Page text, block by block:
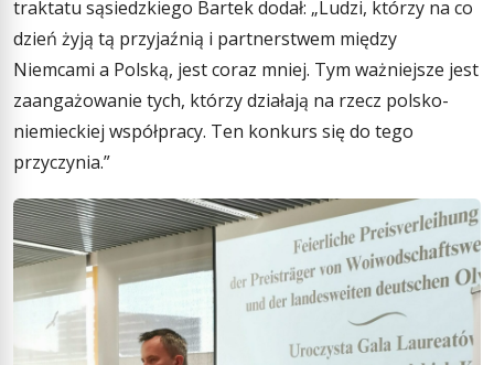
traktatu sąsiedzkiego Bartek dodał: „Ludzi, którzy na co
dzień żyją tą przyjaźnią i partnerstwem między
Niemcami a Polską, jest coraz mniej. Tym ważniejsze jest
zaangażowanie tych, którzy działają na rzecz polsko-
niemieckiej współpracy. Ten konkurs się do tego
przyczynia.”